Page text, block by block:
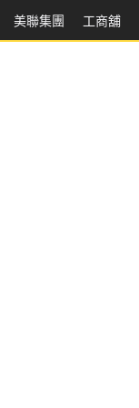
美聯集團 工商舖